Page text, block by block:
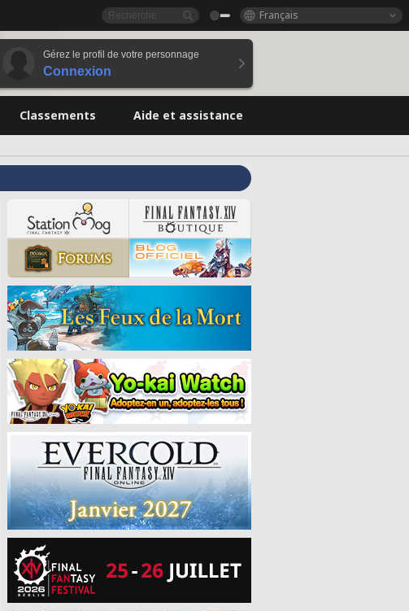
Français
Gérez le profil de votre personnage
Connexion
Classements Aide et assistance